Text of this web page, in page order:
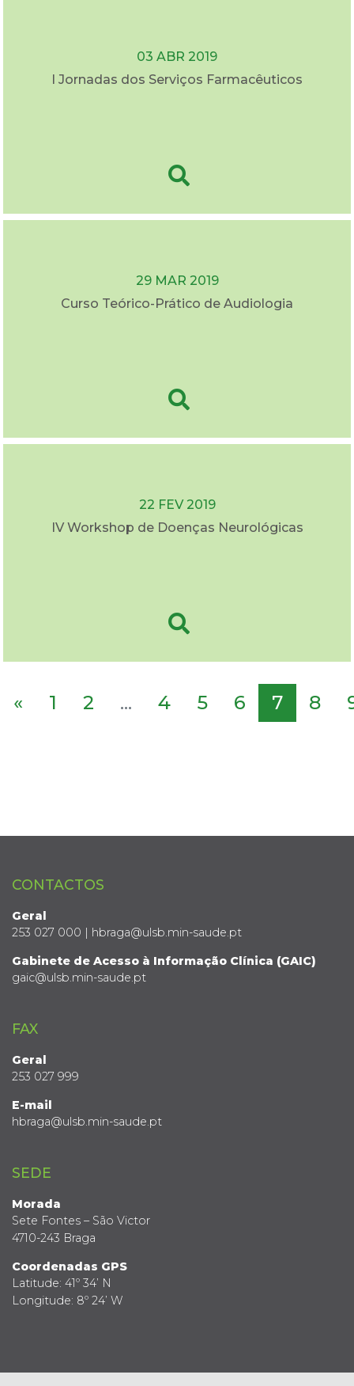
03 ABR 2019
I Jornadas dos Serviços Farmacêuticos
29 MAR 2019
Curso Teórico-Prático de Audiologia
22 FEV 2019
IV Workshop de Doenças Neurológicas
« 1 2 ... 4 5 6 7 8
CONTACTOS
Geral
253 027 000 | hbraga@ulsb.min-saude.pt
Gabinete de Acesso à Informação Clínica (GAIC)
gaic@ulsb.min-saude.pt
FAX
Geral
253 027 999
E-mail
hbraga@ulsb.min-saude.pt
SEDE
Morada
Sete Fontes – São Victor
4710-243 Braga
Coordenadas GPS
Latitude: 41º 34’ N
Longitude: 8º 24’ W